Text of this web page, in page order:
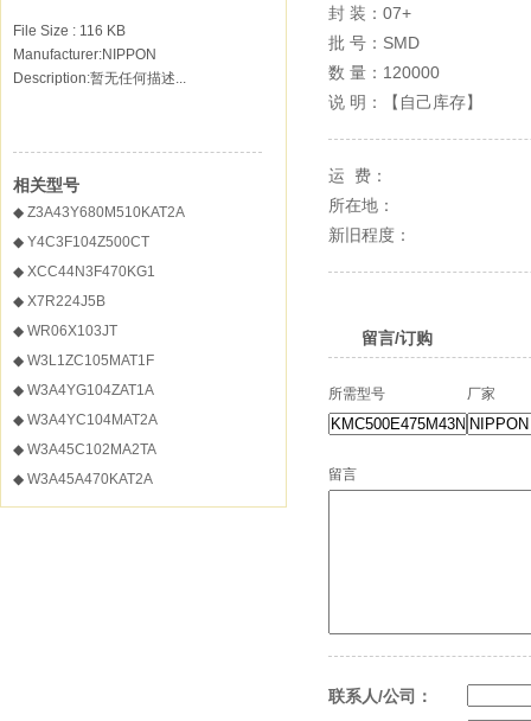
File Size : 116 KB
Manufacturer:NIPPON
Description:暂无任何描述...
相关型号
◆ Z3A43Y680M510KAT2A
◆ Y4C3F104Z500CT
◆ XCC44N3F470KG1
◆ X7R224J5B
◆ WR06X103JT
◆ W3L1ZC105MAT1F
◆ W3A4YG104ZAT1A
◆ W3A4YC104MAT2A
◆ W3A45C102MA2TA
◆ W3A45A470KAT2A
封 装：07+
批 号： SMD
数 量： 120000
说 明：【自己库存】
运 费：
所在地：
新旧程度：
留言/订购
所需型号 厂家
留言
联系人/公司：